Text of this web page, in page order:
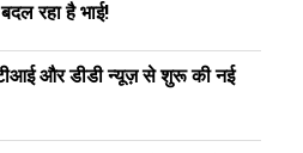
रहा है भाई!
और डीडी न्यूज़ से शुरू की नई